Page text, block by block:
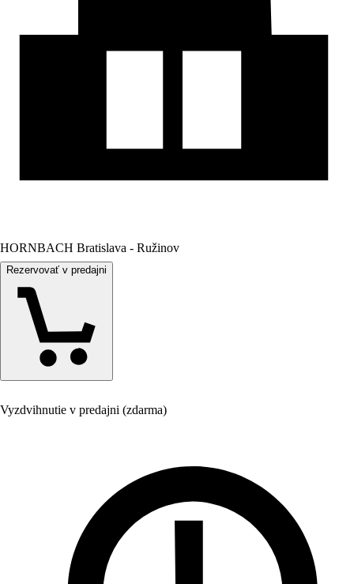
HORNBACH Bratislava - Ružinov
Rezervovať v predajni
Vyzdvihnutie v predajni (zdarma)